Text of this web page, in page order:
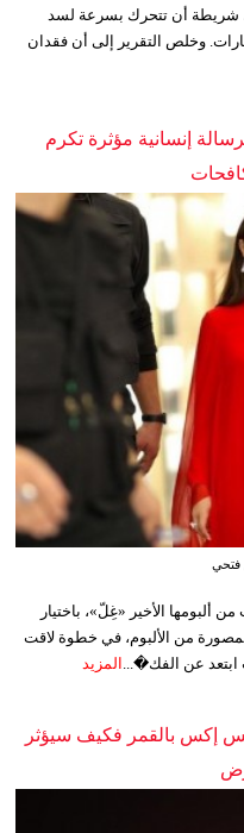
شريطة أن تتحرك بسرعة لسد
وخلص التقرير إلى أن فقدان
إنسانية مؤثرة تكرم
فتحي
ألبومها الأخير «غِلّ»، باختيار
من الألبوم، في خطوة لاقت
ابتعد عن الفك�... المزيد
إكس بالقمر فكيف سيؤثر